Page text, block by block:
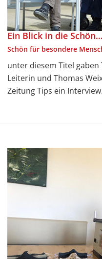
Ein Blick in die Schön…
Schön für besondere
unter diesem Titel gaben
Leiterin und Thomas
Zeitung Tips ein